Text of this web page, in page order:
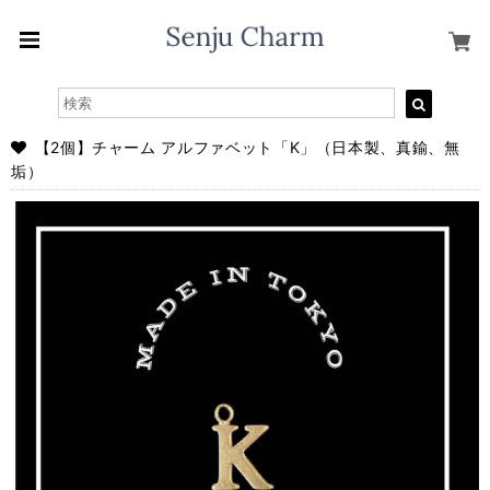
【2個】チャーム アルファベット「K」（日本製、真鍮、無
垢）